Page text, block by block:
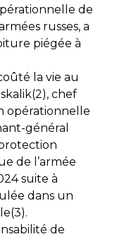
de
russes, a
piégée à
la vie au
chef
opérationnelle
général
de l’armée
suite à
dans un
de